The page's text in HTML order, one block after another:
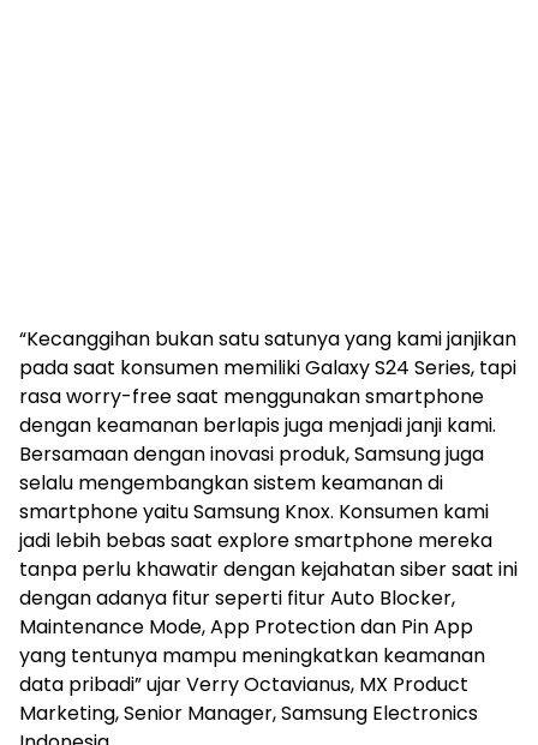
“Kecanggihan bukan satu satunya yang kami janjikan
pada saat konsumen memiliki Galaxy S24 Series, tapi
rasa worry-free saat menggunakan smartphone
dengan keamanan berlapis juga menjadi janji kami.
Bersamaan dengan inovasi produk, Samsung juga
selalu mengembangkan sistem keamanan di
smartphone yaitu Samsung Knox. Konsumen kami
jadi lebih bebas saat explore smartphone mereka
tanpa perlu khawatir dengan kejahatan siber saat ini
dengan adanya fitur seperti fitur Auto Blocker,
Maintenance Mode, App Protection dan Pin App
yang tentunya mampu meningkatkan keamanan
data pribadi” ujar Verry Octavianus, MX Product
Marketing, Senior Manager, Samsung Electronics